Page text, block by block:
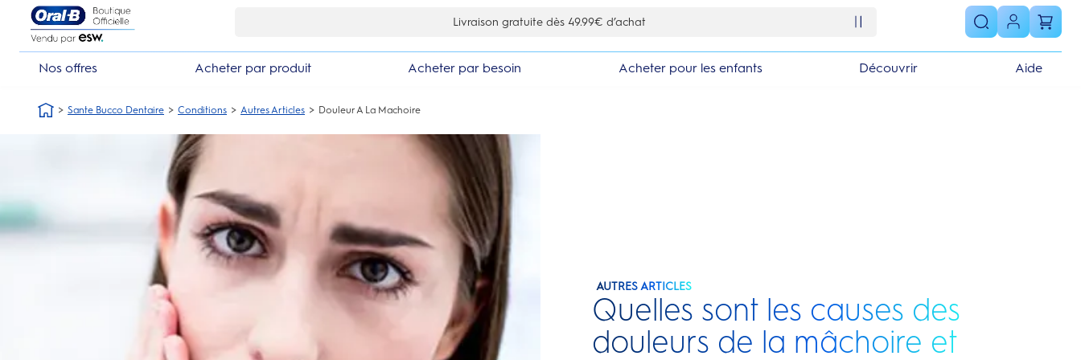
Skip Navigation1
10% de réduction en vous inscrivant à la newsletter
Nos offres Acheter par produit Acheter par besoin Acheter pour les enfants Découvrir Aide
Sante Bucco Dentaire Conditions Autres Articles Douleur A La Machoire
AUTRES ARTICLES
Quelles sont les causes des
douleurs de la mâchoire et